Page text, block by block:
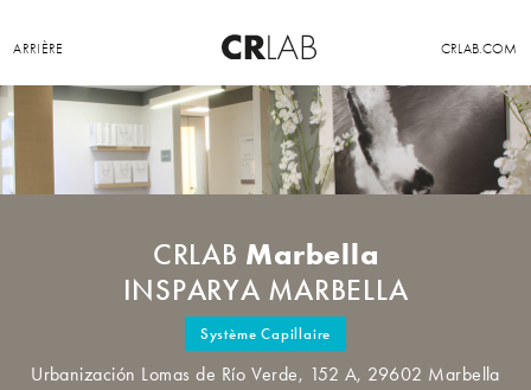
ARRIÈRE CRLAB.COM
CRLAB Marbella
INSPARYA MARBELLA
Système Capillaire
Urbanización Lomas de Río Verde, 152 A, 29602 Marbella